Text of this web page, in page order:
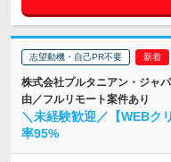
志望動機・自己PR不要
株式会社プルタニアン・ジャ
由／フルリモート案件あり
＼未経験歓迎／【WEBク
率95%